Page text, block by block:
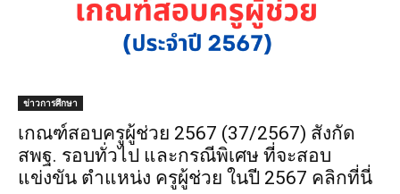
ข่าวการศึกษา
เกณฑ์สอบครูผู้ช่วย 2567 (37/2567) สังกัด
สพฐ. รอบทั่วไป และกรณีพิเศษ ที่จะสอบ
แข่งขัน ตำแหน่ง ครูผู้ช่วย ในปี 2567 คลิกที่นี่